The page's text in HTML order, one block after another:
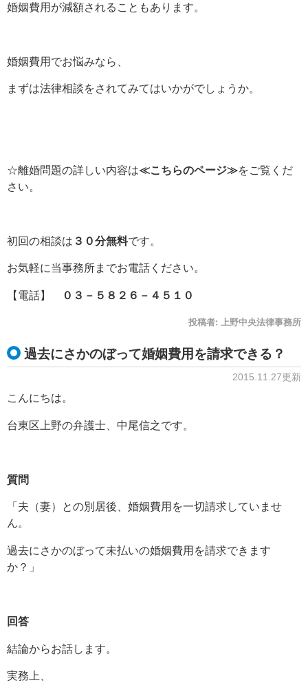
婚姻費用が減額されることもあります。
婚姻費用でお悩みなら、
まずは法律相談をされてみてはいかがでしょうか。
☆離婚問題の詳しい内容は≪こちらのページ≫をご覧くだ
さい。
初回の相談は ３０分無料です。
お気軽に当事務所までお電話ください。
【電話】 ０３－５８２６－４５１０
投稿者: 上野中央法律事務所
過去にさかのぼって婚姻費用を請求できる？
2015.11.27更新
こんにちは。
台東区上野の弁護士、中尾信之です。
質問
「夫（妻）との別居後、婚姻費用を一切請求していませ
ん。
過去にさかのぼって未払いの婚姻費用を請求できます
か？」
回答
結論からお話します。
実務上、